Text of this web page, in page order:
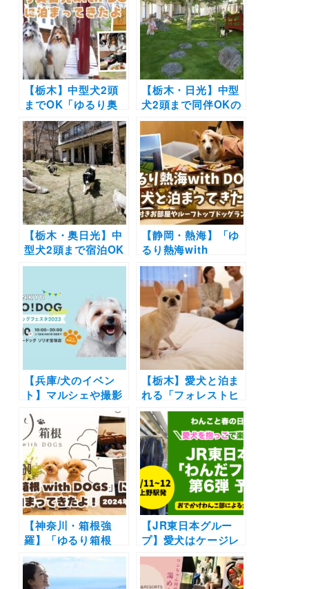
【栃木】中型犬2頭
までOK「ゆるり奥
日光with DOGS」に
泊まってきたよ！中
庭ドッグランやフォ
トブースなど館内で
の和の楽しみ満載！
【栃木・日光】中型
犬2頭まで同伴OKの
「ゆるり奥日光with
DOGS」が2025年4
月29日にオープン！
無料宿泊ご招待キャ
ンペーンの開催も決
定
【栃木・奥日光】中
型犬2頭まで宿泊OK
の「ゆるり奥日光
2025年4月29日オー
プン！最大10％OFF
の特別な記念プラン
の販売も開始
【静岡・熱海】「ゆ
るり熱海with
DOGS」に愛犬と泊
まってきたよ！露天
風呂付きお部屋やル
ーフトップドッグラ
ンを大満喫
【兵庫/犬のイベン
ト】マルシェや撮影
会にワークショップ
など盛りだくさん
「阪急ハロードッグ
フェスタ 2023 秋」
（阪急ハロードッグ
ソリオ宝塚店）
【栃木】愛犬と泊ま
れる「フォレストヒ
ルズ那須」宿泊券な
どが当たるキャンペ
ーンも開催！【With
DOGs Club】会員
数1万人突破＆LINE
公式アカウント開設
【神奈川・箱根強
羅】「ゆるり箱根
with DOGS」に愛犬
と泊まってきたよ！
屋内ドッグラン＆半
【JR東日本グルー
プ】愛犬はケージレ
スで乗車OK！大注
目の『わんだフル
TRAIN』第6弾（日